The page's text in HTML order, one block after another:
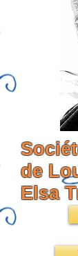
de
Elsa